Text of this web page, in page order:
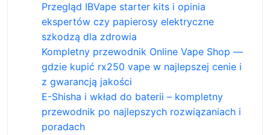
Przegląd IBVape starter kits i opinia
ekspertów czy papierosy elektryczne
szkodzą dla zdrowia
Kompletny przewodnik Online Vape Shop —
gdzie kupić rx250 vape w najlepszej cenie i
z gwarancją jakości
E-Shisha i wkład do baterii – kompletny
przewodnik po najlepszych rozwiązaniach i
poradach